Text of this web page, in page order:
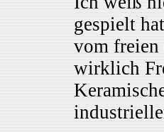
gespielt
vom freien
wirklich